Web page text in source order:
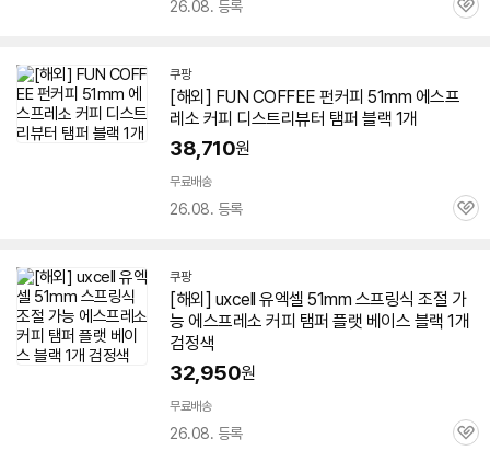
26.08. 등록
관
쿠팡
[해외] FUN COFFEE 펀커피 51mm 에스프
레소 커피 디스트리뷰터 탬퍼 블랙 1개
38,710원
무료배송
26.08. 등록
관
쿠팡
[해외] uxcell 유엑셀 51mm 스프링식 조절 가
능 에스프레소 커피 탬퍼 플랫 베이스 블랙 1개
검정색
32,950원
무료배송
26.08. 등록
관